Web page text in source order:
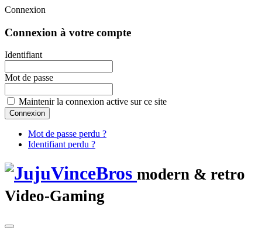
Connexion
Connexion à votre compte
Identifiant
Mot de passe
Maintenir la connexion active sur ce site
Mot de passe perdu ?
Identifiant perdu ?
modern & retro
Video-Gaming